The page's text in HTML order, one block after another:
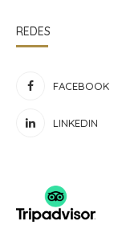
REDES
FACEBOOK
LINKEDIN